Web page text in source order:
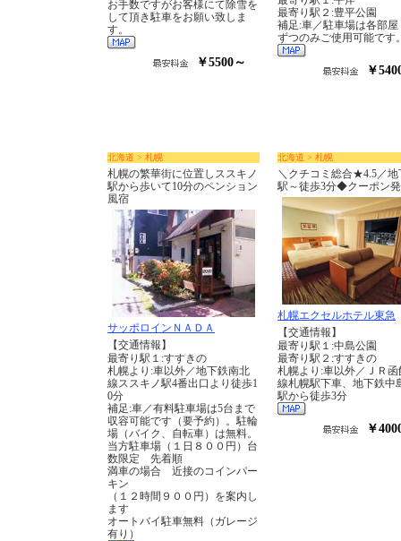
お手数ですがお客様にて除雪を
して頂き駐車をお願い致しま
す。
￥5500～
最寄り駅２:豊平公園
補足:車／駐車場は各部屋
ずつのみご使用可能です
￥
北海道 > 札幌
札幌の繁華街に位置しススキノ
駅から歩いて10分のペンション
風宿
サッポロインＮＡＤＡ
【交通情報】
最寄り駅１:すすきの
札幌より:車以外／地下鉄南北
線ススキノ駅4番出口より徒歩1
0分
補足:車／有料駐車場は5台まで
収容可能です（要予約）。駐輪
場（バイク、自転車）は無料。
当方駐車場（１日８００円）台
数限定 先着順
満車の場合 近接のコインパー
キン
（１２時間９００円）を案内し
ます
オートバイ駐車無料（ガレージ
有り）
北海道 > 札幌
＼クチコミ総合★4.5／地
駅～徒歩3分◆クーポン
札幌エクセルホテル東急
【交通情報】
最寄り駅１:中島公園
最寄り駅２:すすきの
札幌より:車以外／ＪＲ函
線札幌駅下車、地下鉄中
駅から徒歩3分
￥